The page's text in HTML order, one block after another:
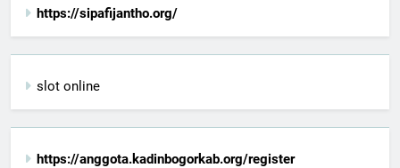
https://sipafijantho.org/
slot online
https://anggota.kadinbogorkab.org/register